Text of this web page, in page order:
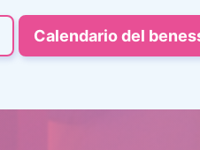
Calendario del